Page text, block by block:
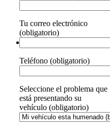
Tu correo electrónico
(obligatorio)
Teléfono (obligatorio)
Seleccione el problema que
está presentando su
vehículo (obligatorio)